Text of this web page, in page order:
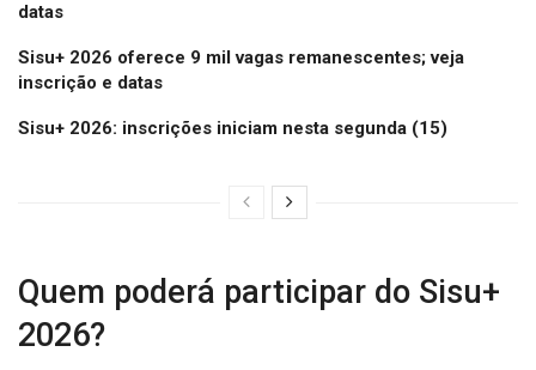
datas
Sisu+ 2026 oferece 9 mil vagas remanescentes; veja
inscrição e datas
Sisu+ 2026: inscrições iniciam nesta segunda (15)
Quem poderá participar do Sisu+
2026?